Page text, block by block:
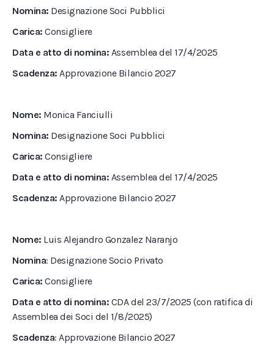
Nomina: Designazione Soci Pubblici
Carica: Consigliere
Data e atto di nomina: Assemblea del 17/4/2025
Scadenza:Approvazione Bilancio 2027
Nome: Monica Fanciulli
Nomina: Designazione Soci Pubblici
Carica: Consigliere
Data e atto di nomina: Assemblea del 17/4/2025
Scadenza: Approvazione Bilancio 2027
Nome: Luis Alejandro Gonzalez Naranjo
Nomina: Designazione Socio Privato
Carica: Consigliere
Data e atto di nomina: CDA del 23/7/2025 (con ratifica di
Assemblea dei Soci del 1/8/2025)
Scadenza: Approvazione Bilancio 2027